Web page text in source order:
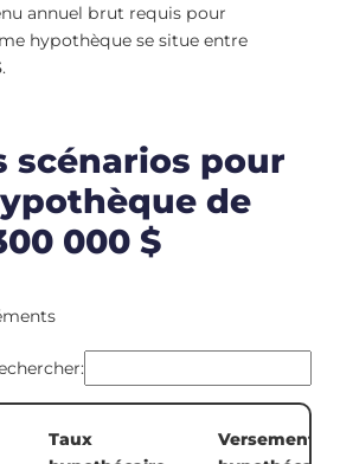
annuel brut requis pour
hypothèque se situe entre
.
scénarios pour
de
000 $
Taux
Versement